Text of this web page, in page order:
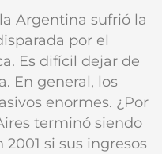
Argentina sufrió la
por el
Es difícil dejar de
En general, los
enormes. ¿Por
terminó siendo
si sus ingresos